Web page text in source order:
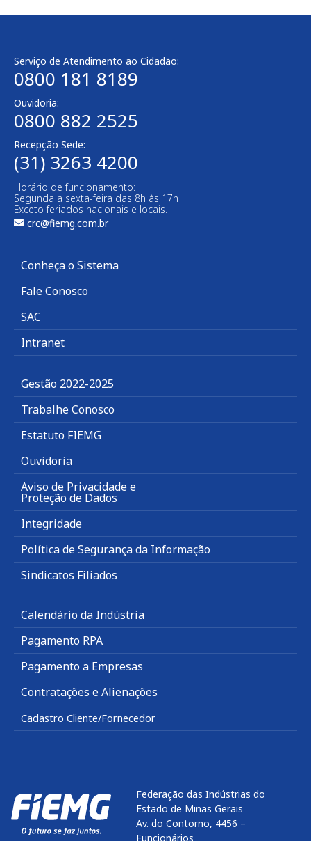
Serviço de Atendimento ao Cidadão:
0800 181 8189
Ouvidoria:
0800 882 2525
Recepção Sede:
(31) 3263 4200
Horário de funcionamento:
Segunda a sexta-feira das 8h às 17h
Exceto feriados nacionais e locais.
crc@fiemg.com.br
Conheça o Sistema
Fale Conosco
SAC
Intranet
Gestão 2022-2025
Trabalhe Conosco
Estatuto FIEMG
Ouvidoria
Aviso de Privacidade e
Proteção de Dados
Integridade
Política de Segurança da Informação
Sindicatos Filiados
Calendário da Indústria
Pagamento RPA
Pagamento a Empresas
Contratações e Alienações
Cadastro Cliente/Fornecedor
Federação das Indústrias do
Estado de Minas Gerais
Av. do Contorno, 4456 –
Funcionários